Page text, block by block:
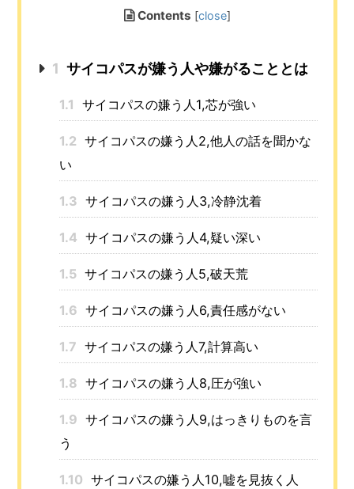
Contents [close]
1 サイコパスが嫌う人や嫌がることとは
1.1 サイコパスの嫌う人1,芯が強い
1.2 サイコパスの嫌う人2,他人の話を聞かな
い
1.3 サイコパスの嫌う人3,冷静沈着
1.4 サイコパスの嫌う人4,疑い深い
1.5 サイコパスの嫌う人5,破天荒
1.6 サイコパスの嫌う人6,責任感がない
1.7 サイコパスの嫌う人7,計算高い
1.8 サイコパスの嫌う人8,圧が強い
1.9 サイコパスの嫌う人9,はっきりものを言
う
1.10 サイコパスの嫌う人10,嘘を見抜く人